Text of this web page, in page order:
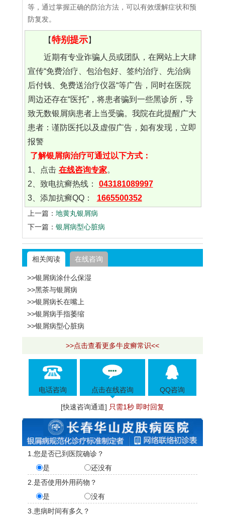
等，通过掌握正确的防治方法，可以有效缓解症状和预
防复发。
【特别提示】
近期有专业诈骗人员或团队，在网站上大肆
宣传“免费治疗、包治包好、签约治疗、先治病
后付钱、免费送治疗仪器“等广告，同时在医院
周边还存在“医托”，将患者骗到一些黑诊所，导
致无数银屑病患者上当受骗。我院在此提醒广大
患者：谨防医托以及虚假广告，如有发现，立即
报警
了解银屑病治疗可通过以下方式：
1、点击 在线咨询专家。
2、致电抗癣热线：
043181089997
3、添加抗癣QQ：
1665500352
上一篇： 地黄丸银屑病
下一篇： 银屑病型心脏病
相关阅读 在线咨询
>>银屑病涂什么保湿
>>黑茶与银屑病
>>银屑病长在嘴上
>>银屑病手指萎缩
>>银屑病型心脏病
>>点击查看更多牛皮癣常识<<
电话咨询 点击在线咨询 QQ咨询
[快速咨询通道] 只需1秒 即时回复
1.您是否已到医院确诊？
是
还没有
2.是否使用外用药物？
是
没有
3.患病时间有多久？